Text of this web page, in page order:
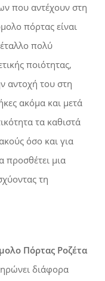
που αντέχουν στη
πόρτας είναι
πολύ
ποιότητας,
αντοχή του στη
ακόμα και μετά
τα καθιστά
όσο και για
προσθέτει μια
τη
Πόρτας Ροζέτα
διάφορα